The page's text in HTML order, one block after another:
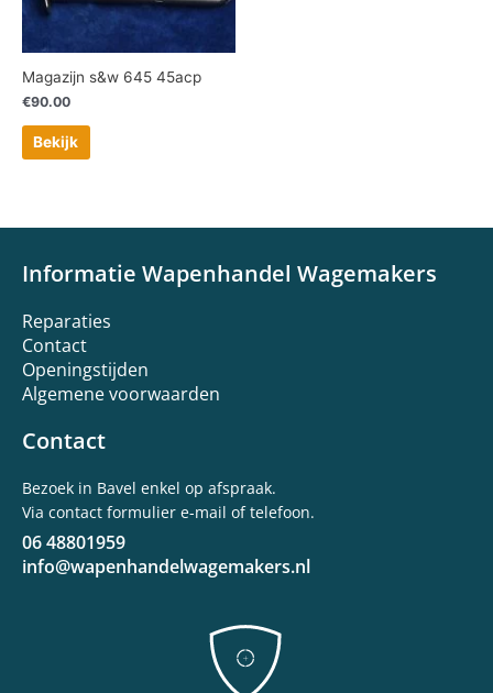
Magazijn s&w 645 45acp
€90.00
Bekijk
Informatie Wapenhandel Wagemakers
Reparaties
Contact
Openingstijden
Algemene voorwaarden
Contact
Bezoek in Bavel enkel op afspraak.
Via contact formulier e-mail of telefoon.
06 48801959
info@wapenhandelwagemakers.nl